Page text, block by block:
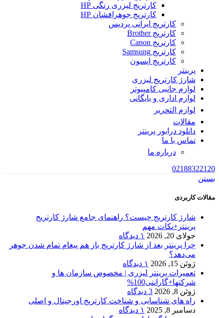
کارتریج لیزری رنگی HP
کارتریج جوهرافشان HP
کارتریج ایرانی پردیس
کارتریج Brother
کارتریج Canon
کارتریج Samsung
کارتریج اپسون
پرینتر
شارژ کارتریج لیزری
لوازم جانبی کامپیوتر
لوازم اداری و بایگانی
لوازم التحریر
مقالات
دانلود درایور پرینتر
تماس با ما
درباره ما
02188322120
بستن
مقالات کاربردی
شارژ کارتریج چیست؟ راهنمای جامع شارژ کارتریج
پرینتر+نکات مهم
جولای 20, 2026
۱ دیدگاه
چرا پرینتر بعد از شارژ کارتریج باز هم پیغام تمام شدن جوهر
می‌دهد؟
ژوئن 15, 2026
۱ دیدگاه
تعمیرات پرینتر لیزری | مخصوص سازمان ها و
شرکتها+گارانتی100%
ژوئن 8, 2026
3 دیدگاه
راه های شناسایی و شناخت کارتریج اورجینال و اصلی
دسامبر 8, 2025
۱ دیدگاه